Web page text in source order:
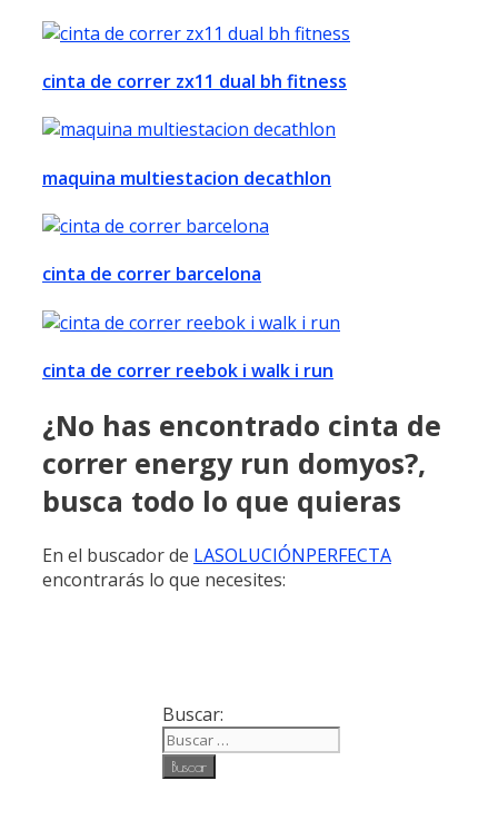
cinta de correr zx11 dual bh fitness
maquina multiestacion decathlon
cinta de correr barcelona
cinta de correr reebok i walk i run
¿No has encontrado cinta de
correr energy run domyos?,
busca todo lo que quieras
En el buscador de LASOLUCIÓNPERFECTA
encontrarás lo que necesites:
Buscar: